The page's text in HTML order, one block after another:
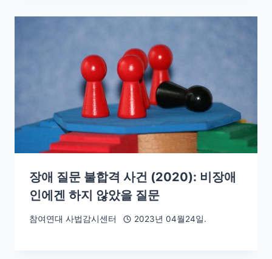
장애 질문 불합격 사건 (2020): 비장애
인에겐 하지 않았을 질문
참여연대 사법감시센터 2023년 04월24일.